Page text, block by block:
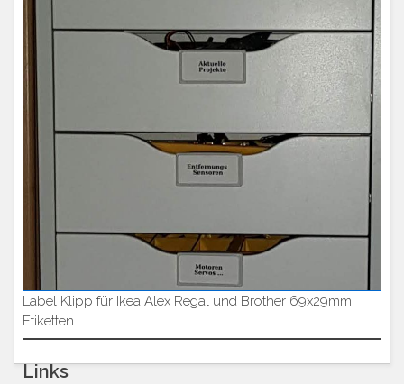
Label Klipp für Ikea Alex Regal und Brother 69x29mm
Etiketten
Links